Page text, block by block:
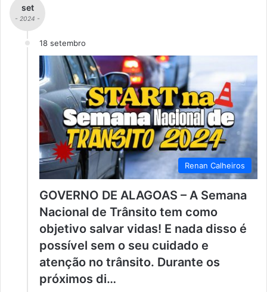
set
- 2024 -
18 setembro
Renan Calheiros
GOVERNO DE ALAGOAS – A Semana
Nacional de Trânsito tem como
objetivo salvar vidas! E nada disso é
possível sem o seu cuidado e
atenção no trânsito. Durante os
próximos di…